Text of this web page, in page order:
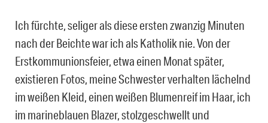
Ich fürchte, seliger als diese ersten zwanzig Minuten
nach der Beichte war ich als Katholik nie. Von der
Erstkommunionsfeier, etwa einen Monat später,
existieren Fotos, meine Schwester verhalten lächelnd
im weißen Kleid, einen weißen Blumenreif im Haar, ich
im marineblauen Blazer, stolzgeschwellt und